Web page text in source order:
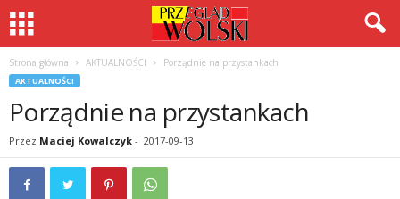
Strona główna AKTUALNOŚCI Porządnie na przystankach
AKTUALNOŚCI
Porządnie na przystankach
Przez Maciej Kowalczyk - 2017-09-13